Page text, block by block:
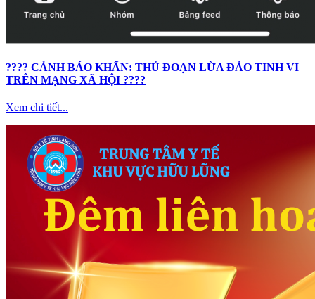
???? CẢNH BÁO KHẨN: THỦ ĐOẠN LỪA ĐẢO TINH VI
TRÊN MẠNG XÃ HỘI ????
Xem chi tiết...